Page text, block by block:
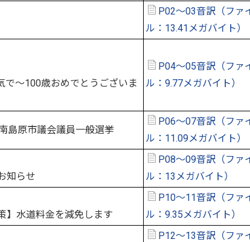
P02～03音訳（ファ
ル：13.41メガバイト）
で～100歳おめでとうございま
P04～05音訳（ファ
ル：9.77メガバイト）
島原市議会議員一般選挙
P06～07音訳（ファ
ル：11.09メガバイト）
知らせ
P08～09音訳（ファ
ル：13メガバイト）
】水道料金を減免します
P10～11音訳（ファ
ル：9.35メガバイト）
P12～13音訳（ファ